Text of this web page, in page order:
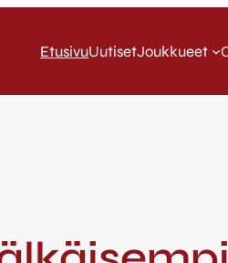
EtusivuUutisetJoukkueet